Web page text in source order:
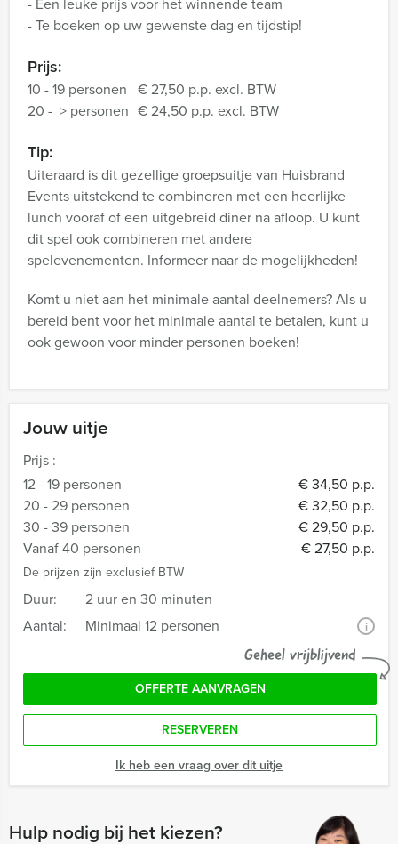
Jouw uitje
Prijs :
12 - 19 personen
€ 34,50 p.p.
20 - 29 personen
€ 32,50 p.p.
30 - 39 personen
€ 29,50 p.p.
Vanaf 40 personen
€ 27,50 p.p.
De prijzen zijn exclusief BTW
Duur:
2 uur en 30 minuten
Aantal:
Minimaal 12 personen i
Geheel vrijblijvend
OFFERTE AANVRAGEN
RESERVEREN
Ik heb een vraag over dit uitje
Hulp nodig bij het kiezen?
- Te boeken op uw gewenste dag en tijdstip!
Prijs:
10 - 19 personen € 27,50 p.p. excl. BTW
20 - > personen € 24,50 p.p. excl. BTW
Tip:
Uiteraard is dit gezellige groepsuitje van Huisbrand
Events uitstekend te combineren met een heerlijke
lunch vooraf of een uitgebreid diner na afloop. U kunt
dit spel ook combineren met andere
spelevenementen. Informeer naar de mogelijkheden!
Komt u niet aan het minimale aantal deelnemers? Als u
bereid bent voor het minimale aantal te betalen, kunt u
ook gewoon voor minder personen boeken!